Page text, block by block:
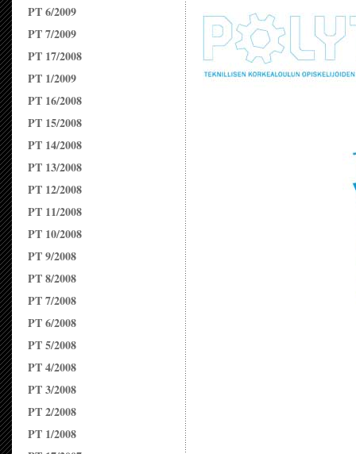
PT 6/2009
PT 7/2009
PT 17/2008
PT 1/2009
PT 16/2008
PT 15/2008
PT 14/2008
PT 13/2008
PT 12/2008
PT 11/2008
PT 10/2008
PT 9/2008
PT 8/2008
PT 7/2008
PT 6/2008
PT 5/2008
PT 4/2008
PT 3/2008
PT 2/2008
PT 1/2008